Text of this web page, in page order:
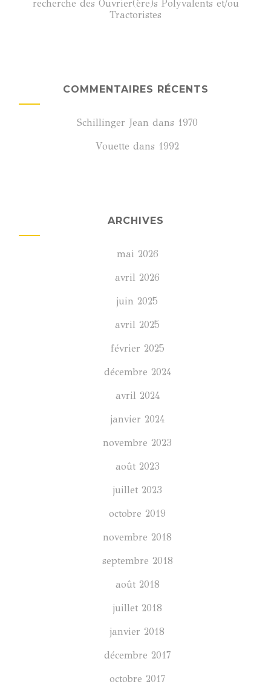
recherche des Ouvrier(ère)s Polyvalents et/ou
Tractoristes
COMMENTAIRES RÉCENTS
Schillinger Jean dans 1970
Vouette dans 1992
ARCHIVES
mai 2026
avril 2026
juin 2025
avril 2025
février 2025
décembre 2024
avril 2024
janvier 2024
novembre 2023
août 2023
juillet 2023
octobre 2019
novembre 2018
septembre 2018
août 2018
juillet 2018
janvier 2018
décembre 2017
octobre 2017